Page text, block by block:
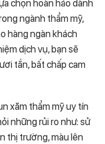
chọn hoàn hảo dành
ngành thẩm mỹ,
hàng ngàn khách
dịch vụ, bạn sẽ
tắn, bất chấp cam
xăm thẩm mỹ uy tín
những rủi ro như: sử
thị trường, màu lên